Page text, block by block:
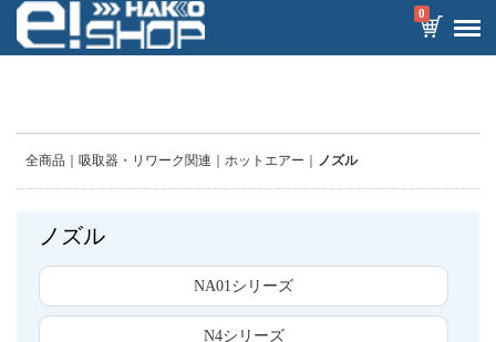
0
全商品 吸取器・リワーク関連 ホットエアー ノズル
ノズル
NA01シリーズ
N4シリーズ